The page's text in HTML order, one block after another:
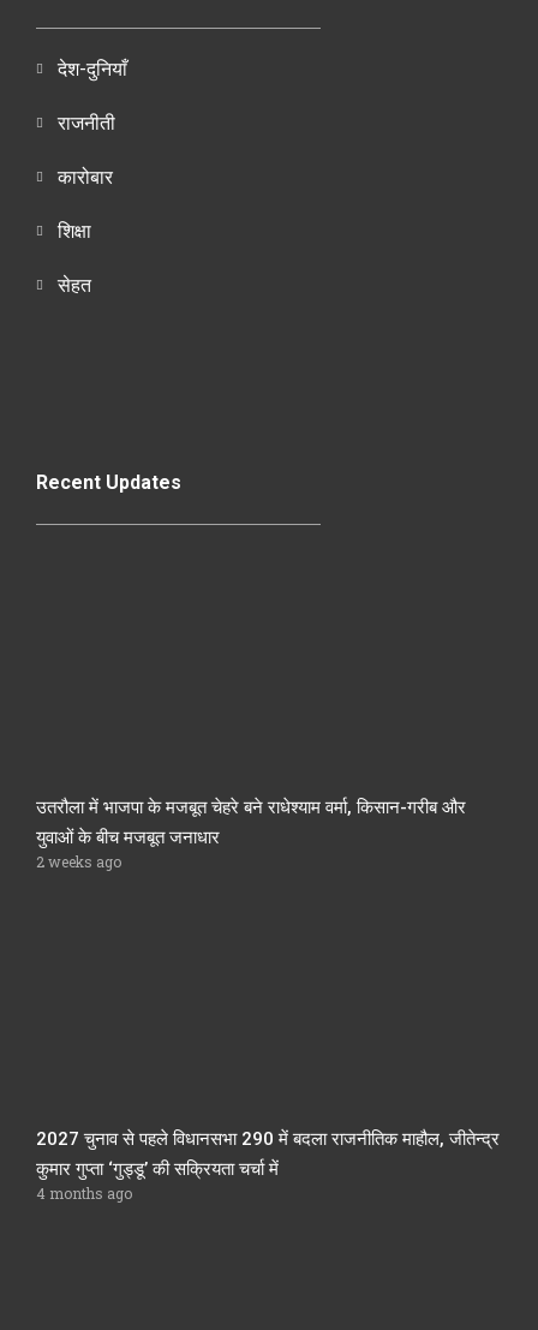
देश-दुनियाँ
राजनीती
कारोबार
शिक्षा
सेहत
Recent Updates
उतरौला में भाजपा के मजबूत चेहरे बने राधेश्याम वर्मा, किसान-गरीब और
युवाओं के बीच मजबूत जनाधार
2 weeks ago
2027 चुनाव से पहले विधानसभा 290 में बदला राजनीतिक माहौल, जीतेन्द्र
कुमार गुप्ता ‘गुड्डू’ की सक्रियता चर्चा में
4 months ago